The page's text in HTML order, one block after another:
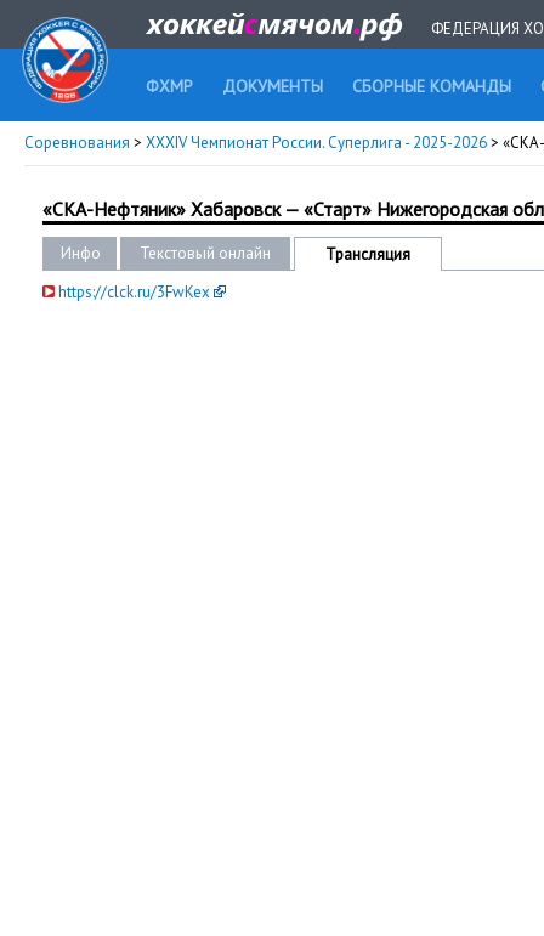
ФЕДЕРАЦИЯ
ФХМР ДОКУМЕНТЫ СБОРНЫЕ КОМАНДЫ
Соревнования > XXXIV Чемпионат России. Суперлига - 2025-2026>
«СКА-Нефтяник» Хабаровск — «Старт» Нижегородская
Инфо Текстовый онлайн
Трансляция
https://clck.ru/3FwKex